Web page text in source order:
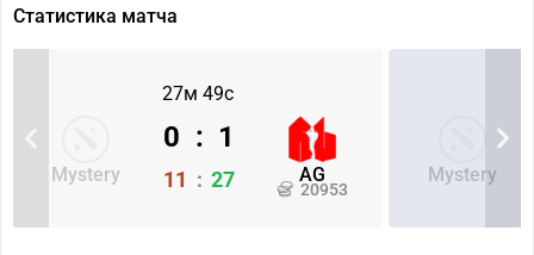
Статистика матча
27м 49с
Mystery AG
20953
0 : 1
11 : 27 Mystery